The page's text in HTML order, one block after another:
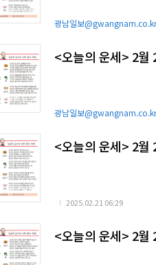
광남일보
<오늘의 운세> 2월
광남일보
<오늘의 운세> 2월
2025.02.21 06:29
<오늘의 운세> 2월